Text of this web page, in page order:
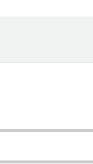
mang lại hiệu ứng